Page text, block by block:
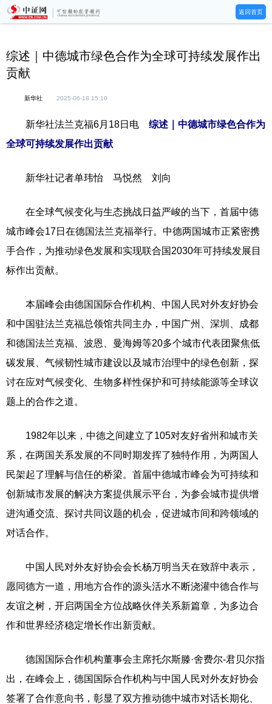
返回首页
综述｜中德城市绿色合作为全球可持续发展作出
贡献
新华社 2025-06-18 15:10
新华社法兰克福6月18日电 综述｜中德城市绿色合作为
全球可持续发展作出贡献
新华社记者单玮怡 马悦然 刘向
在全球气候变化与生态挑战日益严峻的当下，首届中德
城市峰会17日在德国法兰克福举行。中德两国城市正紧密携
手合作，为推动绿色发展和实现联合国2030年可持续发展目
标作出贡献。
本届峰会由德国国际合作机构、中国人民对外友好协会
和中国驻法兰克福总领馆共同主办，中国广州、深圳、成都
和德国法兰克福、波恩、曼海姆等20多个城市代表团聚焦低
碳发展、气候韧性城市建设以及城市治理中的绿色创新，探
讨在应对气候变化、生物多样性保护和可持续能源等全球议
题上的合作之道。
1982年以来，中德之间建立了105对友好省州和城市关
系，在两国关系发展的不同时期发挥了独特作用，为两国人
民架起了理解与信任的桥梁。首届中德城市峰会为可持续和
创新城市发展的解决方案提供展示平台，为参会城市提供增
进沟通交流、探讨共同议题的机会，促进城市间和跨领域的
对话合作。
中国人民对外友好协会会长杨万明当天在致辞中表示，
愿同德方一道，用地方合作的源头活水不断浇灌中德合作与
友谊之树，开启两国全方位战略伙伴关系新篇章，为多边合
作和世界经济稳定增长作出新贡献。
德国国际合作机构董事会主席托尔斯滕·舍费尔-君贝尔指
出，在峰会上，德国国际合作机构与中国人民对外友好协会
签署了合作意向书，彰显了双方推动德中城市对话长期化、